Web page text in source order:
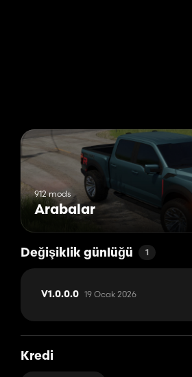
912 mods
Arabalar
Değişiklik günlüğü 1
V1.0.0.0 19 Ocak 2026
Kredi